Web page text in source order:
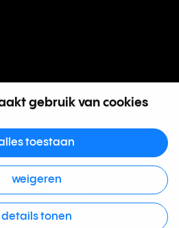
gebruik van cookies
toestaan
weigeren
details tonen